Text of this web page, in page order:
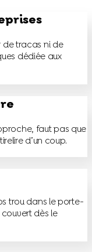
de tracas ni de
dédiée aux
faut pas que
d’un coup.
trou dans le porte-
dès le